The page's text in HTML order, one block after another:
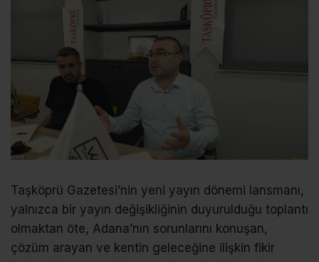
Taşköprü Gazetesi’nin yeni yayın dönemi lansmanı,
yalnızca bir yayın değişikliğinin duyurulduğu toplantı
olmaktan öte, Adana’nın sorunlarını konuşan,
çözüm arayan ve kentin geleceğine ilişkin fikir